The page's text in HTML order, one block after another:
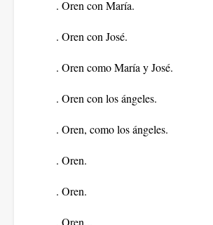
. Oren con María.
. Oren con José.
. Oren como María y José.
. Oren con los ángeles.
. Oren, como los ángeles.
. Oren.
. Oren.
. Oren...